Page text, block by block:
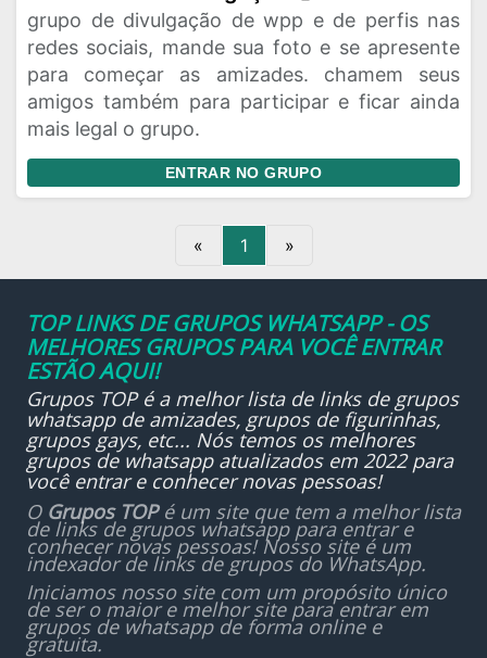
Rede Social
Religiao
Status
Vagas de Emprego
Viagem Videos
grupo de divulgação de wpp e de perfis nas
redes sociais, mande sua foto e se apresente
para começar as amizades. chamem seus
amigos também para participar e ficar ainda
mais legal o grupo.
ENTRAR NO GRUPO
« 1 »
TOP LINKS DE GRUPOS WHATSAPP - OS
MELHORES GRUPOS PARA VOCÊ ENTRAR
ESTÃO AQUI!
Grupos TOP é a melhor lista de links de grupos
whatsapp de amizades, grupos de figurinhas,
grupos gays, etc... Nós temos os melhores
grupos de whatsapp atualizados em 2022 para
você entrar e conhecer novas pessoas!
O Grupos TOPé um site que tem a melhor lista
de links de grupos whatsapp para entrar e
conhecer novas pessoas! Nosso site é um
indexador de links de grupos do WhatsApp.
Iniciamos nosso site com um propósito único
de ser o maior e melhor site para entrar em
grupos de whatsapp de forma online e
gratuita.